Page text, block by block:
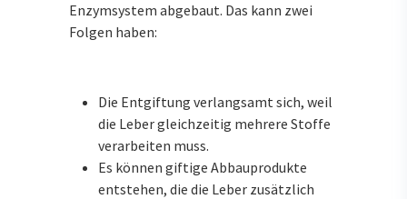
Enzymsystem abgebaut. Das kann zwei
Folgen haben:
Die Entgiftung verlangsamt sich, weil
die Leber gleichzeitig mehrere Stoffe
verarbeiten muss.
Es können giftige Abbauprodukte
entstehen, die die Leber zusätzlich